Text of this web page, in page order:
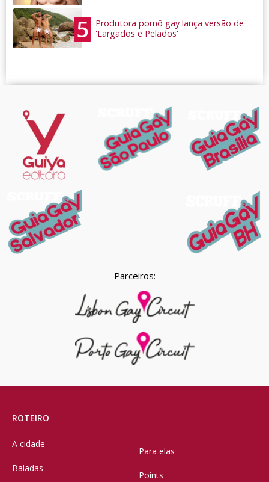
5
Produtora pornô gay lança versão de
'Largados e Pelados'
Parceiros:
ROTEIRO
A cidade
Baladas
Para elas
Points